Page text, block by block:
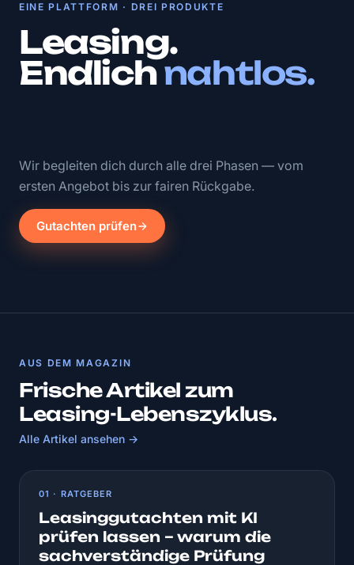
EINE PLATTFORM · DREI PRODUKTE
Leasing.
Endlichnahtlos.
Wir begleiten dich durch alle drei Phasen — vom
ersten Angebot bis zur fairen Rückgabe.
Gutachten prüfen
AUS DEM MAGAZIN
Frische Artikel zum
Leasing-Lebenszyklus.
Alle Artikel ansehen →
01 · RATGEBER
Leasinggutachten mit KI
prüfen lassen – warum die
sachverständige Prüfung